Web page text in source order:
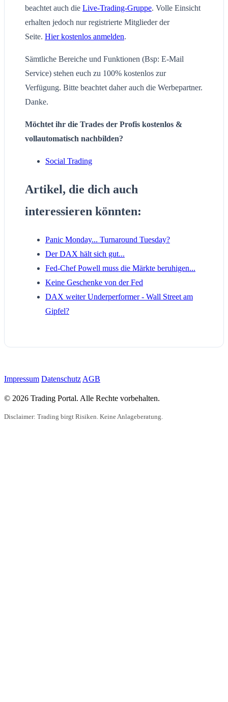
beachtet auch die Live-Trading-Gruppe. Volle Einsicht
erhalten jedoch nur registrierte Mitglieder der
Seite. Hier kostenlos anmelden.
Sämtliche Bereiche und Funktionen (Bsp: E-Mail
Service) stehen euch zu 100% kostenlos zur
Verfügung. Bitte beachtet daher auch die Werbepartner.
Danke.
Möchtet ihr die Trades der Profis kostenlos &
vollautomatisch nachbilden?
Social Trading
Artikel, die dich auch
interessieren könnten:
Panic Monday... Turnaround Tuesday?
Der DAX hält sich gut...
Fed-Chef Powell muss die Märkte beruhigen...
Keine Geschenke von der Fed
DAX weiter Underperformer - Wall Street am
Gipfel?
Impressum Datenschutz AGB
© 2026 Trading Portal. Alle Rechte vorbehalten.
Disclaimer: Trading birgt Risiken. Keine Anlageberatung.